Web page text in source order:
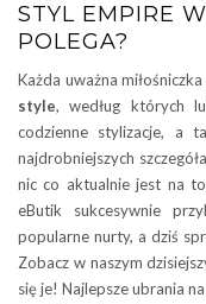
STYL EMPIRE
POLEGA?
Każda uważna
style, według których
codzienne stylizacje, a
najdrobniejszych
nic co aktualnie jest na
eButik sukcesywnie
popularne nurty, a dziś
Zobacz w naszym
się je! Najlepsze ubrania